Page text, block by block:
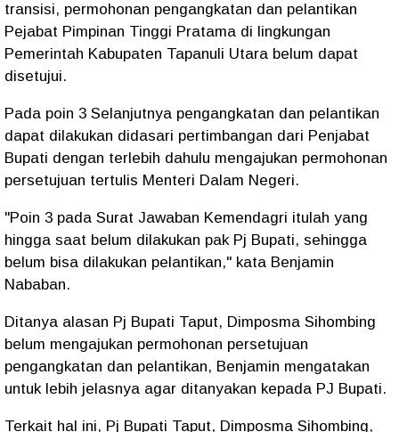
transisi, permohonan pengangkatan dan pelantikan
Pejabat Pimpinan Tinggi Pratama di lingkungan
Pemerintah Kabupaten Tapanuli Utara belum dapat
disetujui.
Pada poin 3 Selanjutnya pengangkatan dan pelantikan
dapat dilakukan didasari pertimbangan dari Penjabat
Bupati dengan terlebih dahulu mengajukan permohonan
persetujuan tertulis Menteri Dalam Negeri.
"Poin 3 pada Surat Jawaban Kemendagri itulah yang
hingga saat belum dilakukan pak Pj Bupati, sehingga
belum bisa dilakukan pelantikan," kata Benjamin
Nababan.
Ditanya alasan Pj Bupati Taput, Dimposma Sihombing
belum mengajukan permohonan persetujuan
pengangkatan dan pelantikan, Benjamin mengatakan
untuk lebih jelasnya agar ditanyakan kepada PJ Bupati.
Terkait hal ini, Pj Bupati Taput, Dimposma Sihombing,